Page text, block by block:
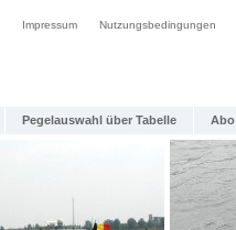
Impressum Nutzungsbedingungen
Pegelauswahl über Tabelle Abo